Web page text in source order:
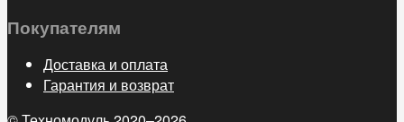
Покупателям
Доставка и оплата
Гарантия и возврат